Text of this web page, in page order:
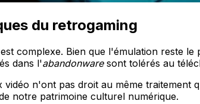
du retrogaming
complexe. Bien que l'émulation reste
dans l'abandonwaresont tolérés au
n'ont pas droit au même traitement
notre patrimoine culturel numérique.